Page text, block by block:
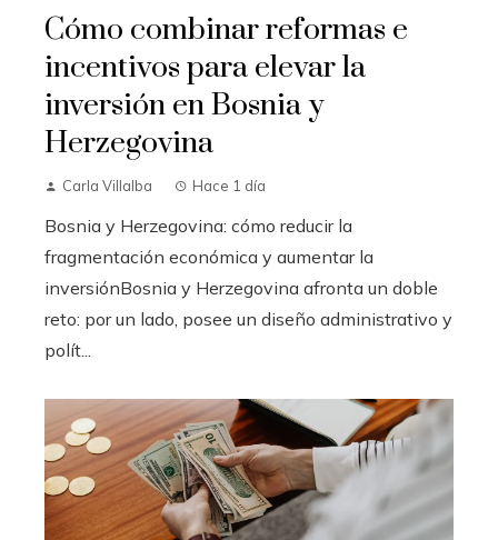
Cómo combinar reformas e
incentivos para elevar la
inversión en Bosnia y
Herzegovina
Carla Villalba Hace 1 día
Bosnia y Herzegovina: cómo reducir la
fragmentación económica y aumentar la
inversiónBosnia y Herzegovina afronta un doble
reto: por un lado, posee un diseño administrativo y
polít...